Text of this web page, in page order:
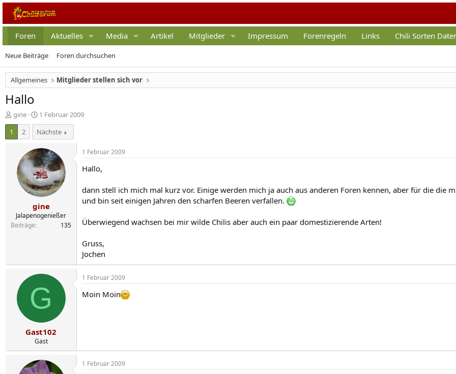
Foren Aktuelles Media Artikel Mitglieder Impressum Forenregeln Links Chili Sorten
Neue Beiträge Foren durchsuchen
Allgemeines Mitglieder stellen sich vor
Hallo
E
r
t
gine
E
r
s
t
e
l
l
t
a
m
1 Februar 2009
1
2 Nächste
gine
Jalapenogenießer
Beiträge
135
1 Februar 2009
Hallo,
dann stell ich mich mal kurz vor. Einige werden mich ja auch aus anderen Foren kennen, aber für die die
und bin seit einigen Jahren den scharfen Beeren verfallen.
Überwiegend wachsen bei mir wilde Chilis aber auch ein paar domestizierende Arten!
Gruss,
Jochen
G
Gast102
Gast
1 Februar 2009
Moin Moin
1 Februar 2009